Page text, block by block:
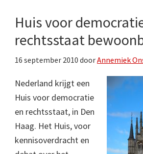
Huis voor
rechtsstaat
16 september 2010 doorAnnemiek
Nederland krijgt een
Huis voor democratie
en rechtsstaat, in Den
Haag. Het Huis, voor
kennisoverdracht en